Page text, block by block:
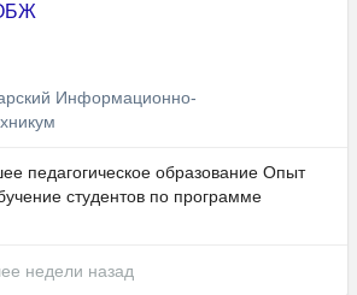
Информационно-
педагогическое образование Опыт
студентов по программе
недели назад